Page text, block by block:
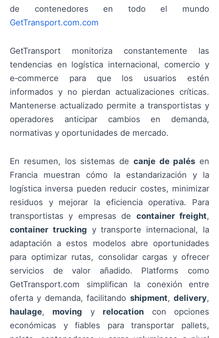
de contenedores en todo el mundo
GetTransport.com.com
GetTransport monitoriza constantemente las
tendencias en logística internacional, comercio y
e‑commerce para que los usuarios estén
informados y no pierdan actualizaciones críticas.
Mantenerse actualizado permite a transportistas y
operadores anticipar cambios en demanda,
normativas y oportunidades de mercado.
En resumen, los sistemas de canje de palés en
Francia muestran cómo la estandarización y la
logística inversa pueden reducir costes, minimizar
residuos y mejorar la eficiencia operativa. Para
transportistas y empresas de container freight,
container trucking y transporte internacional, la
adaptación a estos modelos abre oportunidades
para optimizar rutas, consolidar cargas y ofrecer
servicios de valor añadido. Platforms como
GetTransport.com simplifican la conexión entre
oferta y demanda, facilitando shipment,delivery,
haulage, moving y relocation con opciones
económicas y fiables para transportar pallets,